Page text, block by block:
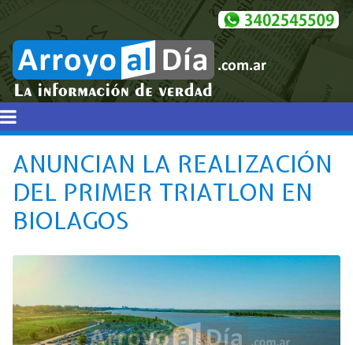
ANUNCIAN LA REALIZACIÓN
DEL PRIMER TRIATLON EN
BIOLAGOS